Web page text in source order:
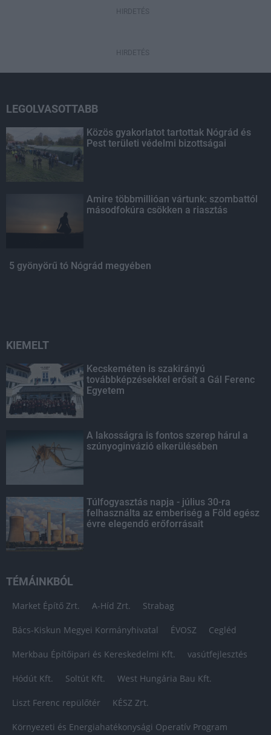
HIRDETÉS
HIRDETÉS
LEGOLVASOTTABB
Közös gyakorlatot tartottak Nógrád és
Pest területi védelmi bizottságai
Amire többmillióan vártunk: szombattól
másodfokúra csökken a riasztás
5 gyönyörű tó Nógrád megyében
KIEMELT
Kecskeméten is szakirányú
továbbképzésekkel erősít a Gál Ferenc
Egyetem
A lakosságra is fontos szerep hárul a
szúnyoginvázió elkerülésében
Túlfogyasztás napja - július 30-ra
felhasználta az emberiség a Föld egész
évre elegendő erőforrásait
TÉMÁINKBÓL
Market Építő Zrt. A-Híd Zrt. Strabag
Bács-Kiskun Megyei Kormányhivatal ÉVOSZ Cegléd
Merkbau Építőipari és Kereskedelmi Kft. vasútfejlesztés
Hódút Kft. Soltút Kft. West Hungária Bau Kft.
Liszt Ferenc repülőtér KÉSZ Zrt.
Környezeti és Energiahatékonysági Operatív Program